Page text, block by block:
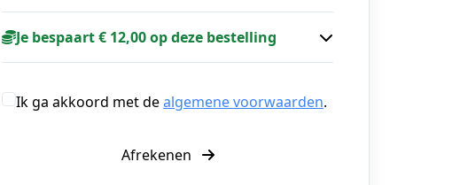
Je bespaart € 12,00 op deze bestelling
Ik ga akkoord met dealgemene voorwaarden.
Afrekenen